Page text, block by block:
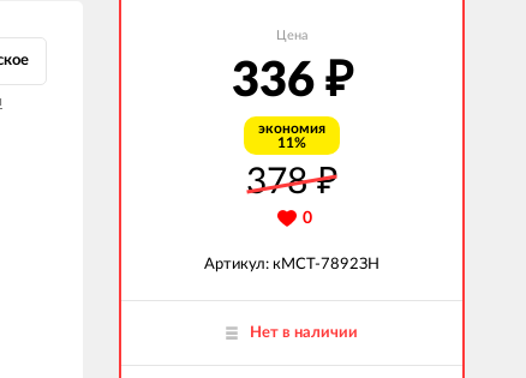
Цена
336 ₽
экономия
11%
378₽
0
Артикул: кМСТ-7892ЗН
Нет в наличии